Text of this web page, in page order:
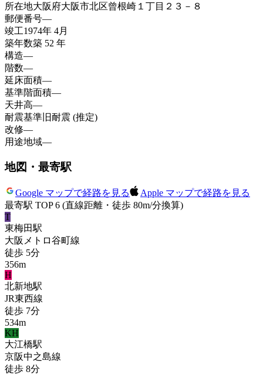
所在地大阪府大阪市北区曾根崎１丁目２３－８
郵便番号—
竣工1974年 4月
築年数築 52 年
構造—
階数—
延床面積—
基準階面積—
天井高—
耐震基準 旧耐震 (推定)
改修—
用途地域—
地図・最寄駅
Google マップで経路を見る
Apple マップで経路を見る
最寄駅 TOP 6 (直線距離・徒歩 80m/分換算)
T
東梅田駅
大阪メトロ谷町線
徒歩 5分
356m
H
北新地駅
JR東西線
徒歩 7分
534m
KH
大江橋駅
京阪中之島線
徒歩 8分